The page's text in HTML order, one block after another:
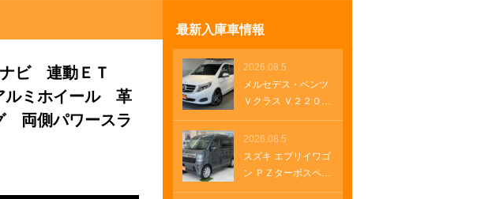
レコ ＵＳＢソケット純正１５インチアルミホイール 革巻きステアリング 革巻きステアリング電動ブレ
ビ 連動ＥＴ
ルミホイール 革
両側パワースラ
最新入庫車情報
2026.08.5
メルセデス・ベンツ
Ｖクラス Ｖ２２０
ｄ アバンギャル
ド ロング 純正ナ
ビ レザーシート
両側パワースライ
2026.08.5
スズキ エブリイワゴ
ン ＰＺターボスペシ
ャル ハイルーフ全